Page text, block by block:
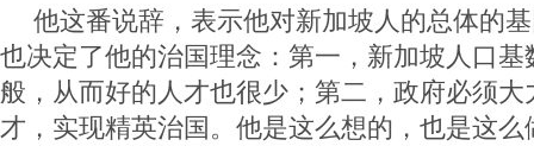
他这番说辞，表示他对新加坡人的总体的
也决定了他的治国理念：第一，新加坡人口
般，从而好的人才也很少；第二，政府必须
才，实现精英治国。他是这么想的，也是这么